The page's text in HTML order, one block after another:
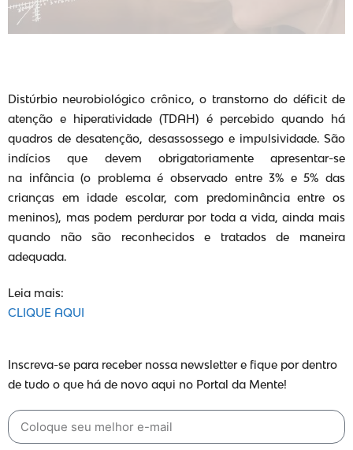
Distúrbio neurobiológico crônico, o transtorno do déficit de
atenção e hiperatividade (TDAH) é percebido quando há
quadros de desatenção, desassossego e impulsividade. São
indícios que devem obrigatoriamente apresentar-se
na infância (o problema é observado entre 3% e 5% das
crianças em idade escolar, com predominância entre os
meninos), mas podem perdurar por toda a vida, ainda mais
quando não são reconhecidos e tratados de maneira
adequada.
Leia mais:
CLIQUE AQUI
Inscreva-se para receber nossa newsletter e fique por dentro
de tudo o que há de novo aqui no Portal da Mente!